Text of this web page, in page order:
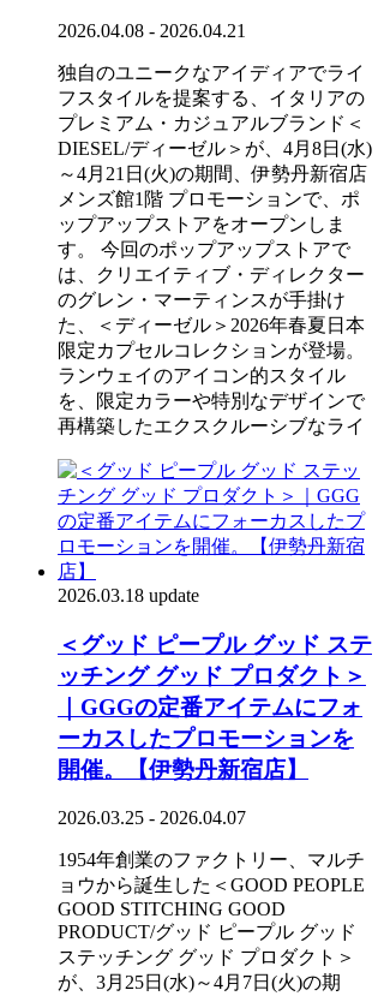
2026.04.08 - 2026.04.21
独自のユニークなアイディアでライ
フスタイルを提案する、イタリアの
プレミアム・カジュアルブランド＜
DIESEL/ディーゼル＞が、4月8日(水)
～4月21日(火)の期間、伊勢丹新宿店
メンズ館1階 プロモーションで、ポ
ップアップストアをオープンしま
す。 今回のポップアップストアで
は、クリエイティブ・ディレクター
のグレン・マーティンスが手掛け
た、＜ディーゼル＞2026年春夏日本
限定カプセルコレクションが登場。
ランウェイのアイコン的スタイル
を、限定カラーや特別なデザインで
再構築したエクスクルーシブなライ
2026.03.18 update
＜グッド ピープル グッド ステ
ッチング グッド プロダクト＞
｜GGGの定番アイテムにフォ
ーカスしたプロモーションを
開催。【伊勢丹新宿店】
2026.03.25 - 2026.04.07
1954年創業のファクトリー、マルチ
ョウから誕生した＜GOOD PEOPLE
GOOD STITCHING GOOD
PRODUCT/グッド ピープル グッド
ステッチング グッド プロダクト＞
が、3月25日(水)～4月7日(火)の期